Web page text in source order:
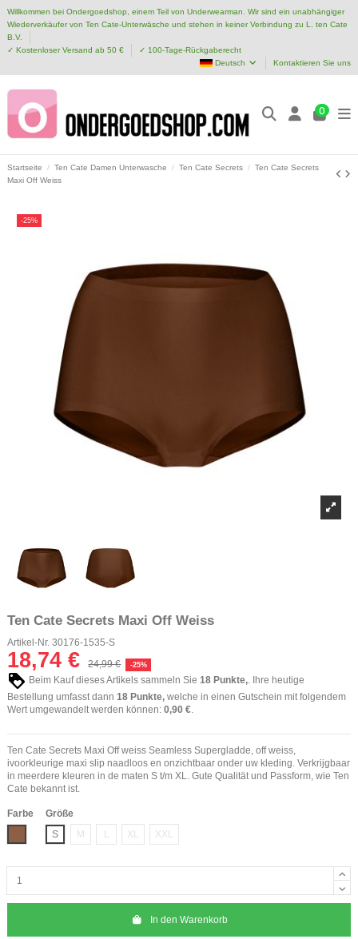
Willkommen bei Ondergoedshop, einem Teil von Underwearman. Wir sind ein unabhängiger
Wiederverkäufer von Ten Cate-Unterwäsche und stehen in keiner Verbindung zu L. ten Cate
B.V.
✓ Kostenloser Versand ab 50 €
✓ 100-Tage-Rückgaberecht
Deutsch
Kontaktieren Sie uns
0
Startseite Ten Cate Damen Unterwasche Ten Cate Secrets
Ten Cate Secrets
Maxi Off Weiss
-25%
Ten Cate Secrets Maxi Off Weiss
Artikel-Nr. 30176-1535-S
18,74 € 24,99 € -25%
Beim Kauf dieses Artikels sammeln Sie 18 Punkte,. Ihre heutige
Bestellung umfasst dann 18 Punkte, welche in einen Gutschein mit folgendem
Wert umgewandelt werden können: 0,90 €.
Ten Cate Secrets Maxi Off weiss Seamless Supergladde, off weiss,
ivoorkleurige maxi slip naadloos en onzichtbaar onder uw kleding. Verkrijgbaar
in meerdere kleuren in de maten S t/m XL. Gute Qualität und Passform, wie Ten
Cate bekannt ist.
Farbe
Größe
S
M L XL XXL
In den Warenkorb